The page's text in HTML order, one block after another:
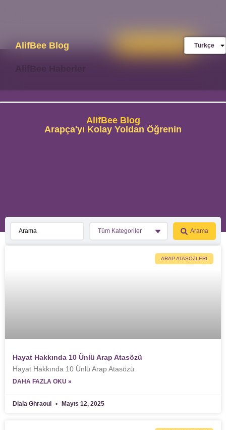
AlifBee Blog Türkçe
AlifBee Blog
Arapça'yı Kolay Yoldan Öğrenin
Arama
ARAP ATASÖZLERI
Hayat Hakkında 10 Ünlü Arap Atasözü
Hayat Hakkında 10 Ünlü Arap Atasözü
DAHA FAZLA OKU »
Diala Ghraoui Mayıs 12, 2025